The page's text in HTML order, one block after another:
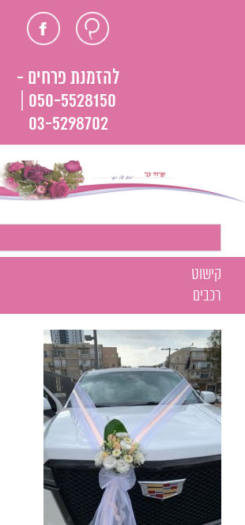
חוות פייסבוק
להזמנת פרחים -
050-5528150 |
03-5298702
קישוט
רכבים